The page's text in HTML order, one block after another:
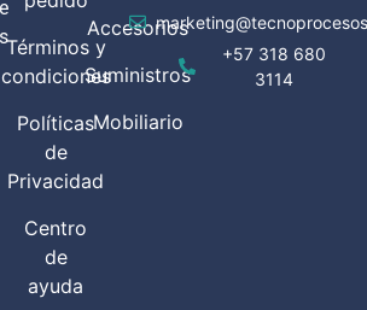
Términos y
condiciones
Políticas
de
Privacidad
Centro
de
ayuda
Accesorios
Suministros
Mobiliario
+57 318 680
3114